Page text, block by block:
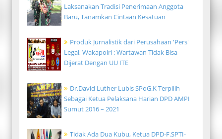
Laksanakan Tradisi Penerimaan Anggota
Baru, Tanamkan Cintaan Kesatuan
Produk Jurnalistik dari Perusahaan 'Pers'
Legal, Wakapolri : Wartawan Tidak Bisa
Dijerat Dengan UU ITE
Dr.David Luther Lubis SPoG.K Terpilih
Sebagai Ketua Pelaksana Harian DPD AMPI
Sumut 2016 – 2021
Tidak Ada Dua Kubu, Ketua DPD-F.SPTI-